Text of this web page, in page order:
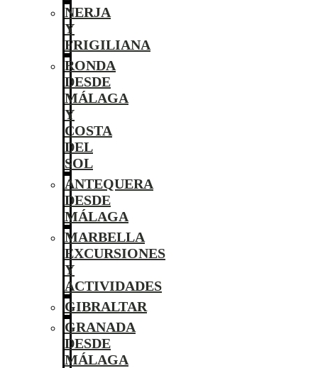
NERJA
Y
FRIGILIANA
RONDA
DESDE
MÁLAGA
Y
COSTA
DEL
SOL
ANTEQUERA
DESDE
MÁLAGA
MARBELLA
EXCURSIONES
Y
ACTIVIDADES
GIBRALTAR
GRANADA
DESDE
MÁLAGA